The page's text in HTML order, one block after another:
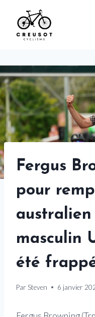
content
Fergus
pour
masculin
été
Par Steven 6 janvier